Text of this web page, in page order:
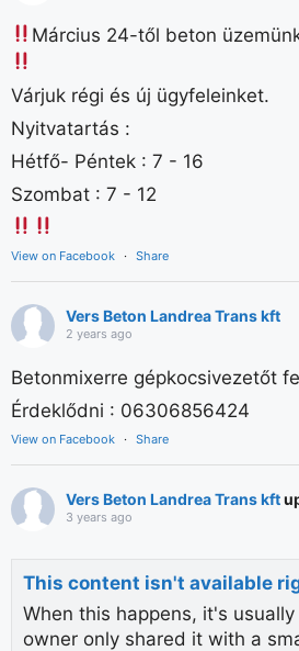
Március 24-től beton
Várjuk régi és új ügyfeleinket.
Nyitvatartás :
Hétfő- Péntek : 7 - 16
Szombat : 7 - 12
View on Facebook · Share
Vers Beton Landrea Trans kft
2 years ago
Betonmixerre gépkocsivezetőt
Érdeklődni : 06306856424
View on Facebook · Share
Vers Beton Landrea Trans kft
3 years ago
This content isn't available
When this happens, it's
owner only shared it with a